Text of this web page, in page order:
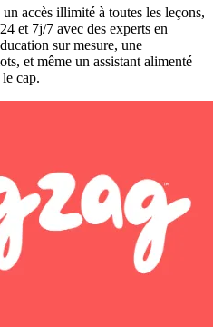
accès illimité à toutes les leçons,
et 7j/7 avec des experts en
sur mesure, une
et même un assistant alimenté
cap.